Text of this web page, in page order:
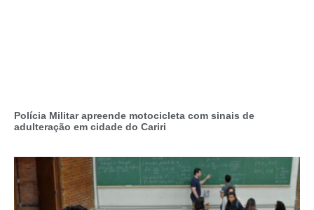
Polícia Militar apreende motocicleta com sinais de
adulteração em cidade do Cariri